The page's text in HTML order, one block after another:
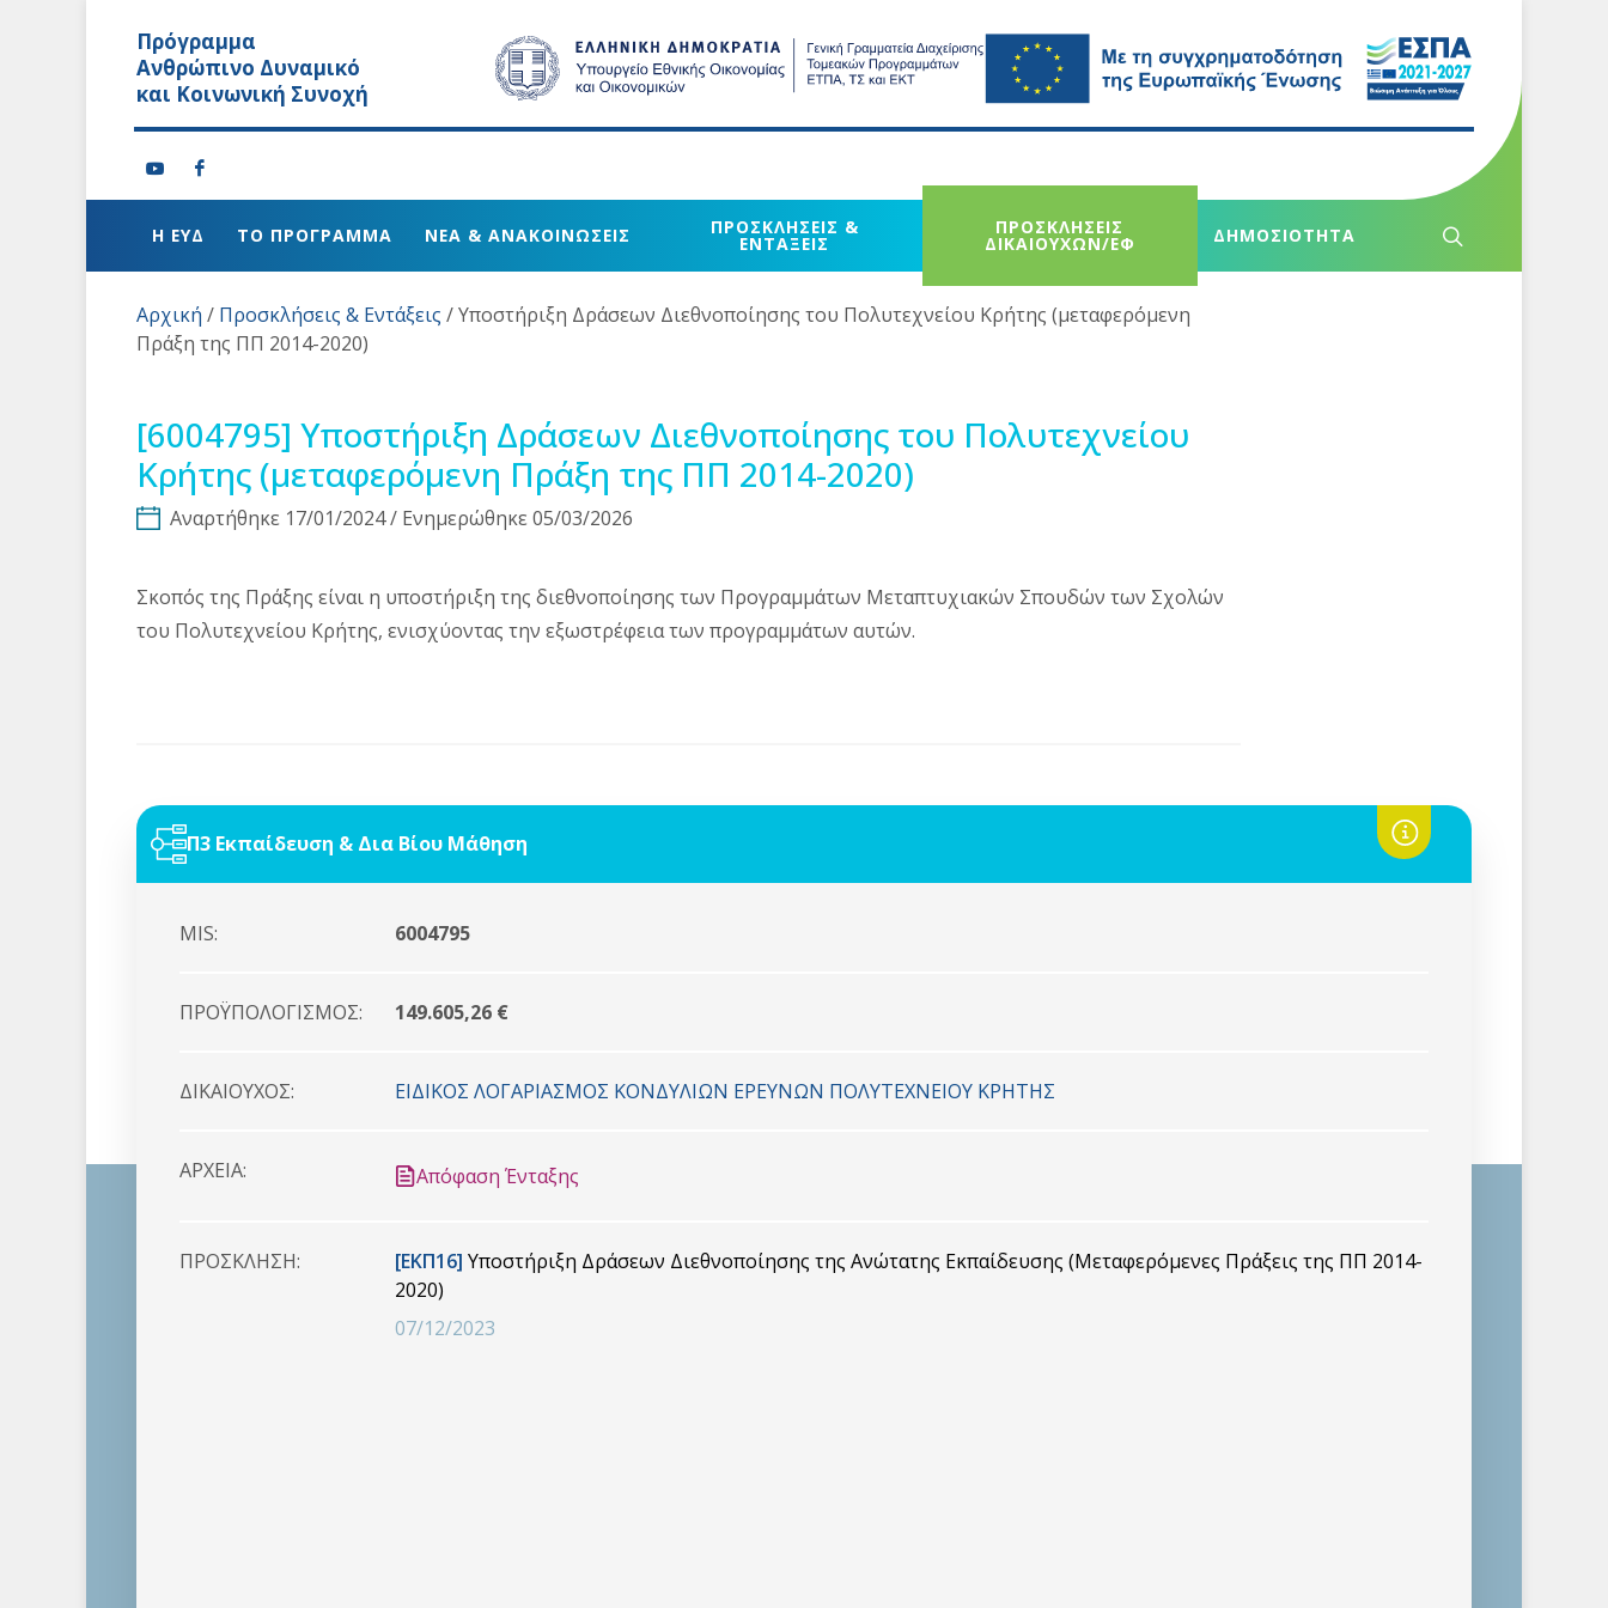
Πρόγραμμα
Ανθρώπινο Δυναμικό
και Κοινωνική Συνοχή
Η ΕΥΔ ΤΟ ΠΡΟΓΡΑΜΜΑ ΝΕΑ & ΑΝΑΚΟΙΝΩΣΕΙΣ ΠΡΟΣΚΛΗΣΕΙΣ &
ΕΝΤΑΞΕΙΣ
ΠΡΟΣΚΛΗΣΕΙΣ
ΔΙΚΑΙΟΥΧΩΝ/ΕΦ ΔΗΜΟΣΙΟΤΗΤΑ
Αρχική / Προσκλήσεις & Εντάξεις /Υποστήριξη Δράσεων Διεθνοποίησης του Πολυτεχνείου Κρήτης (μεταφερόμενη
Πράξη της ΠΠ 2014-2020)
[6004795] Υποστήριξη Δράσεων Διεθνοποίησης του Πολυτεχνείου
Κρήτης (μεταφερόμενη Πράξη της ΠΠ 2014-2020)
Αναρτήθηκε 17/01/2024 / Ενημερώθηκε 05/03/2026
Σκοπός της Πράξης είναι η υποστήριξη της διεθνοποίησης των Προγραμμάτων Μεταπτυχιακών Σπουδών των Σχολών
του Πολυτεχνείου Κρήτης, ενισχύοντας την εξωστρέφεια των προγραμμάτων αυτών.
Π3 Εκπαίδευση & Δια Βίου Μάθηση
MIS: 6004795
ΠΡΟΫΠΟΛΟΓΙΣΜΟΣ: 149.605,26 €
ΔΙΚΑΙΟYΧΟΣ: ΕΙΔΙΚΟΣ ΛΟΓΑΡΙΑΣΜΟΣ ΚΟΝΔYΛΙΩΝ ΕΡΕΥΝΩΝ ΠΟΛΥΤΕΧΝΕΙΟΥ ΚΡΗΤΗΣ
ΑΡΧΕΙΑ: Απόφαση Ένταξης
ΠΡΟΣΚΛHΣΗ: [ΕΚΠ16] Υποστήριξη Δράσεων Διεθνοποίησης της Ανώτατης Εκπαίδευσης (Μεταφερόμενες Πράξεις της ΠΠ 2014-
2020)
07/12/2023